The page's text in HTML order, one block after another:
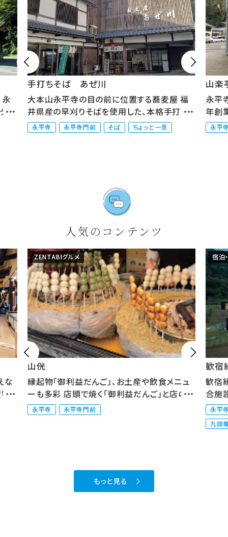
永
ー
手打ちそば あぜ川
大本山永平寺の目の前に位置する蕎麦屋 福
井県産の早刈りそばを使用した、本格手打そ
ばを提...
永平寺 永平寺門前 そば ちょっと一息
山楽
永平
年創
亭...
永平
 
人気のコンテンツ
な
物
ZENTABIグルメ
山侊
縁起物「御利益だんご」、お土産や飲食メニュ
ーも多彩 店頭で焼く「御利益だんご」と店の裏
に...
永平寺 永平寺門前
宿泊
歓宿
歓宿
合施
永平
九頭
 
もっと見る